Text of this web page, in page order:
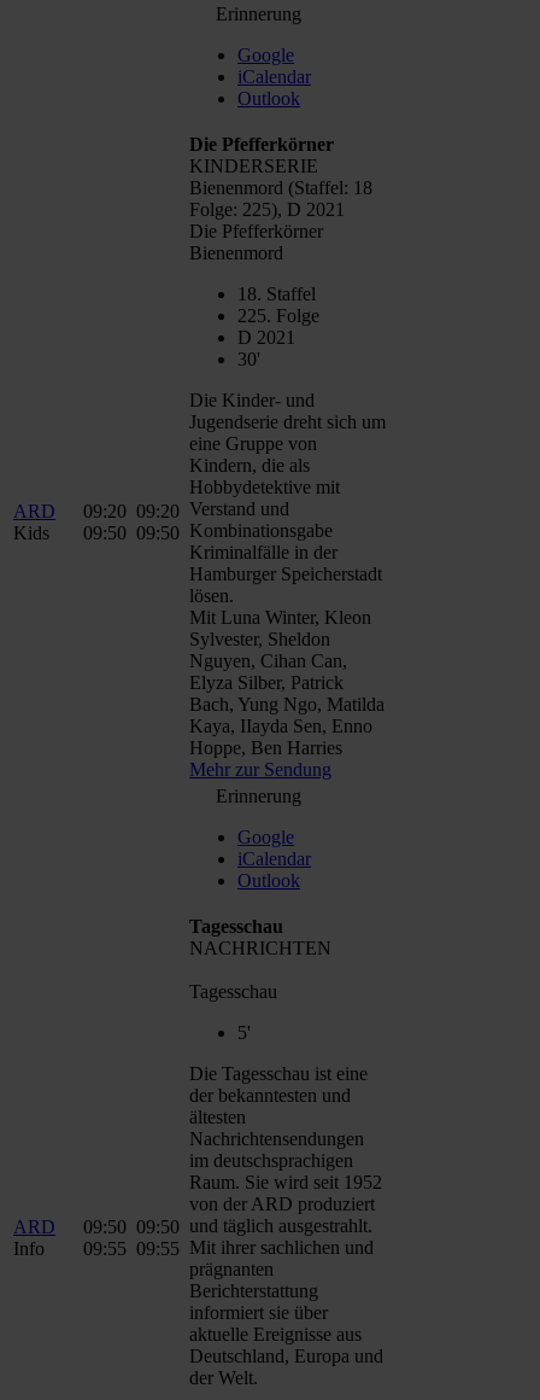
Erinnerung
Google
iCalendar
Outlook
ARD
Kids
09:20
09:50
09:20
09:50
Die Pfefferkörner
KINDERSERIE
Bienenmord (Staffel: 18
Folge: 225), D 2021
Die Pfefferkörner
Bienenmord
18. Staffel
225. Folge
D 2021
30'
Die Kinder- und
Jugendserie dreht sich um
eine Gruppe von
Kindern, die als
Hobbydetektive mit
Verstand und
Kombinationsgabe
Kriminalfälle in der
Hamburger Speicherstadt
lösen.
Mit Luna Winter, Kleon
Sylvester, Sheldon
Nguyen, Cihan Can,
Elyza Silber, Patrick
Bach, Yung Ngo, Matilda
Kaya, IIayda Sen, Enno
Hoppe, Ben Harries
Mehr zur Sendung
Erinnerung
Google
iCalendar
Outlook
ARD
Info
09:50
09:55
09:50
09:55
Tagesschau
NACHRICHTEN
Tagesschau
5'
Die Tagesschau ist eine
der bekanntesten und
ältesten
Nachrichtensendungen
im deutschsprachigen
Raum. Sie wird seit 1952
von der ARD produziert
und täglich ausgestrahlt.
Mit ihrer sachlichen und
prägnanten
Berichterstattung
informiert sie über
aktuelle Ereignisse aus
Deutschland, Europa und
der Welt.